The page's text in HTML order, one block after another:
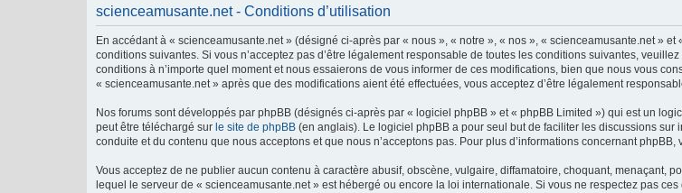
scienceamusante.net - Conditions d’utilisation
En accédant à « scienceamusante.net » (désigné ci-après par « nous », « notre », « nos », « scienceamusante.net »
conditions suivantes. Si vous n’acceptez pas d’être légalement responsable de toutes les conditions suivantes,
conditions à n’importe quel moment et nous essaierons de vous informer de ces modifications, bien que nous vous
« scienceamusante.net » après que des modifications aient été effectuées, vous acceptez d’être légalement
Nos forums sont développés par phpBB (désignés ci-après par « logiciel phpBB » et « phpBB Limited ») qui est un
peut être téléchargé sur le site de phpBB (en anglais). Le logiciel phpBB a pour seul but de faciliter les discussions
conduite et du contenu que nous acceptons et que nous n’acceptons pas. Pour plus d’informations concernant phpBB,
Vous acceptez de ne publier aucun contenu à caractère abusif, obscène, vulgaire, diffamatoire, choquant, menaçant,
lequel le serveur de « scienceamusante.net » est hébergé ou encore la loi internationale. Si vous ne respectez pas